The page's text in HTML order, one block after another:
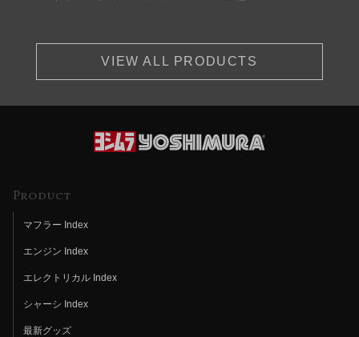
VIEW ALL PRODUCTS
Product
マフラー Index
エンジン Index
エレクトリカル Index
シャーシ Index
最新グッズ